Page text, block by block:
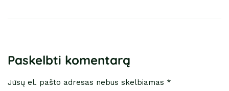
Paskelbti komentarą
Jūsų el. pašto adresas nebus skelbiamas *